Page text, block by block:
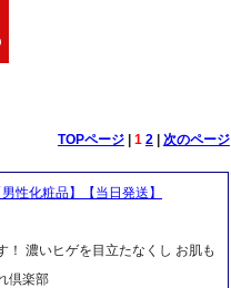
TOPページ| 1 2| 次のページ
化粧品】【当日発送】
！ 濃いヒゲを目立たなくし お肌も
倶楽部